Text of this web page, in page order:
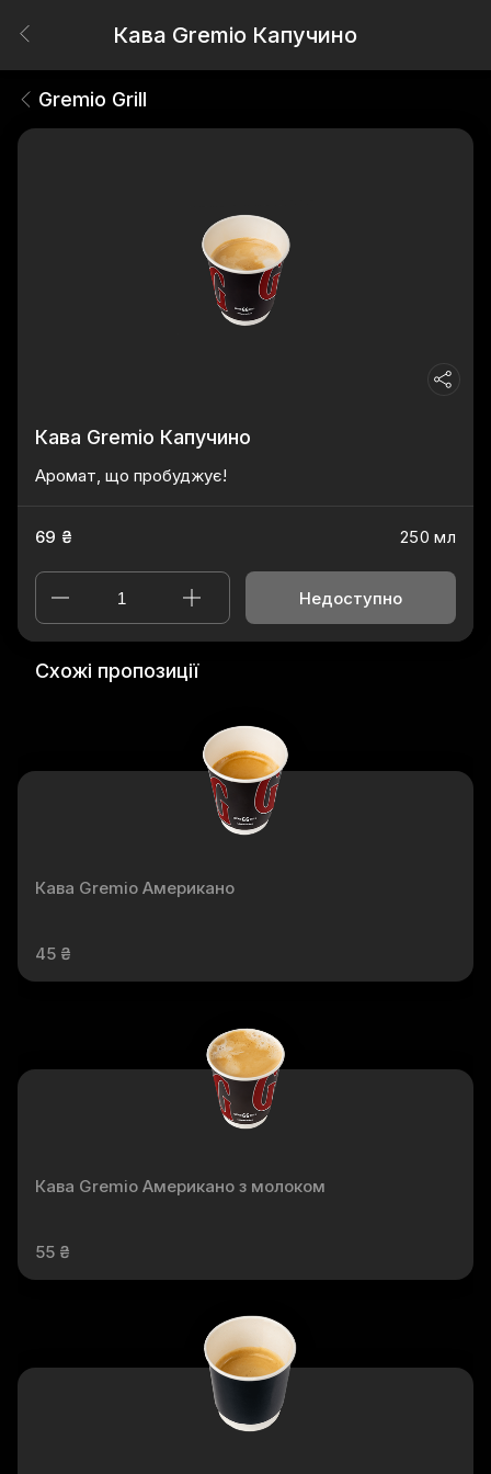
Кава Gremio Капучино
Gremio Grill
Кава Gremio Капучино
Аромат, що пробуджує!
69 ₴ 250 мл
Недоступно
Схожі пропозиції
Кава Gremio Американо
45 ₴
Кава Gremio Американо з молоком
55 ₴